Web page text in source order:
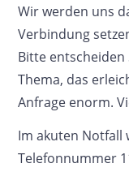
Wir werden uns
Verbindung
Bitte
Thema, das
Anfrage enorm.
Im akuten Notfall
Telefonnummer